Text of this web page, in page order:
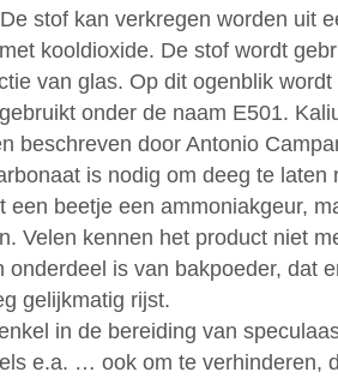
stof kan verkregen worden uit
kooldioxide. De stof wordt
van glas. Op dit ogenblik wordt
onder de naam E501.
beschreven door Antonio
is nodig om deeg te laten
een beetje een ammoniakgeur,
Velen kennen het product niet
onderdeel is van bakpoeder, dat
gelijkmatig rijst.
in de bereiding van
e.a. … ook om te verhinderen,